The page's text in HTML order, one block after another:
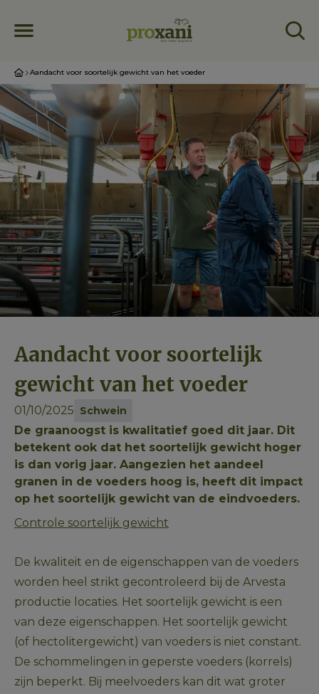
Aandacht voor soortelijk gewicht van het voeder
Aandacht voor soortelijk
gewicht van het voeder
01/10/2025 Schwein
De graanoogst is kwalitatief goed dit jaar. Dit
betekent ook dat het soortelijk gewicht hoger
is dan vorig jaar. Aangezien het aandeel
granen in de voeders hoog is, heeft dit impact
op het soortelijk gewicht van de eindvoeders.
Controle soortelijk gewicht
De kwaliteit en de eigenschappen van de voeders
worden heel strikt gecontroleerd bij de Arvesta
productie locaties. Het soortelijk gewicht is een
van deze eigenschappen. Het soortelijk gewicht
(of hectolitergewicht) van voeders is niet constant.
De schommelingen in geperste voeders (korrels)
zijn beperkt. Bij meelvoeders kan dit wat groter